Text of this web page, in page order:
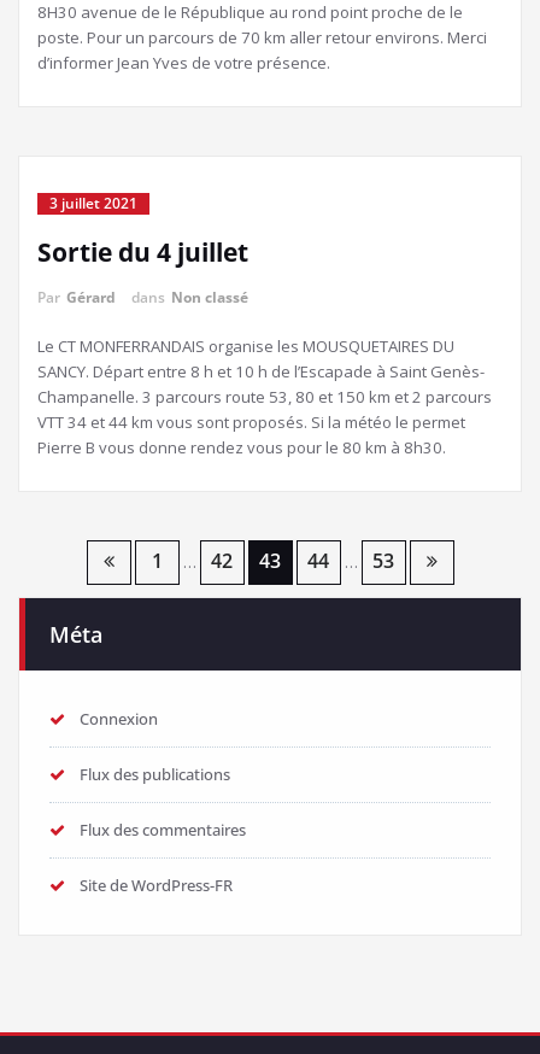
8H30 avenue de le République au rond point proche de le
poste. Pour un parcours de 70 km aller retour environs. Merci
d’informer Jean Yves de votre présence.
3 juillet 2021
Sortie du 4 juillet
Par Gérard dans Non classé
Le CT MONFERRANDAIS organise les MOUSQUETAIRES DU
SANCY. Départ entre 8 h et 10 h de l’Escapade à Saint Genès-
Champanelle. 3 parcours route 53, 80 et 150 km et 2 parcours
VTT 34 et 44 km vous sont proposés. Si la météo le permet
Pierre B vous donne rendez vous pour le 80 km à 8h30.
Pagination
des
publications
1 … 42 43 44 … 53
Méta
Connexion
Flux des publications
Flux des commentaires
Site de WordPress-FR